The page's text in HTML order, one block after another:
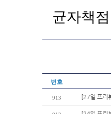
균자책
번호
913 [27일 프리